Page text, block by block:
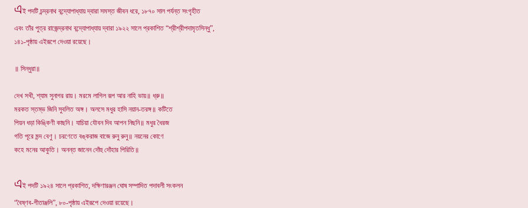
এই পদটি চন্দ্রনাথ বন্দ্যোপাধ্যায় দ্বারা সমস্ত জীবন ধরে, ১৮৭০ সাল পর্যন্ত সংগৃহীত
এবং তাঁর পুত্র রাজেন্দ্রনাথ বন্দ্যোপাধ্যায় দ্বারা ১৯২২ সালে প্রকাশিত “শ্রীশ্রীপদামৃতসিন্ধু”,
১৪১-পৃষ্ঠায় এইরূপে দেওয়া রয়েছে।
॥ সিন্ধুরা॥
দেখ সখী, শ্যাম সুনাগর রায়। মরমে লাগিল রূপ আর নাহি ভায়॥ ধ্রু॥
মরকত স্তম্ভ জিনি সুবলিত অঙ্গ। অলসে মধুর হাসি নয়ান-তরঙ্গ॥ কটিতে
পিয়ন ধড়া কিঙ্কিণী কাছনি। যাচিয়া যৌবন দিব আপন নিছনি॥ মধুর ধৈরজ
গতি পূরে মন্দ বেণু। চরণেতে বঙ্করাজ বাজে রুনু রুনু॥ নয়নের কোণে
কহে মনের আকুতি। অনন্ত জানেন দোঁহু দোঁহার পিরিতি॥
এই পদটি ১৯২৪ সালে প্রকাশিত, দক্ষিণারঞ্জন ঘোষ সম্পাদিত পদাবলী সংকলন
“বৈষ্ণব-গীতাঞ্জলি”, ৮০-পৃষ্ঠায় এইরূপে দেওয়া রয়েছে।